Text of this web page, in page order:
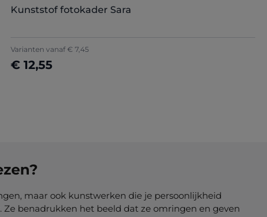
Kunststof fotokader Sara
Varianten vanaf € 7,45
€ 12,55
Nu configureren
maar ook kunstwerken die je persoonlijkheid
benadrukken het beeld dat ze omringen en geven